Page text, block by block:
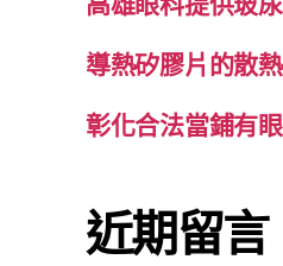
導熱矽膠片的散
彰化合法當鋪有
近期留言